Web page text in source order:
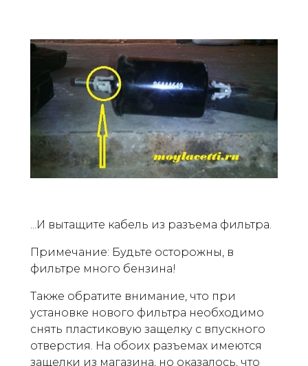
...И вытащите кабель из разъема фильтра.
Примечание: Будьте осторожны, в
фильтре много бензина!
Также обратите внимание, что при
установке нового фильтра необходимо
снять пластиковую защелку с впускного
отверстия. На обоих разъемах имеются
защелки из магазина, но оказалось, что